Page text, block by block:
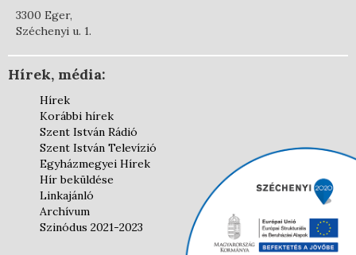
3300 Eger,
Széchenyi u. 1.
Hírek, média:
Hírek
Korábbi hírek
Szent István Rádió
Szent István Televízió
Egyházmegyei Hírek
Hír beküldése
Linkajánló
Archívum
Szinódus 2021-2023